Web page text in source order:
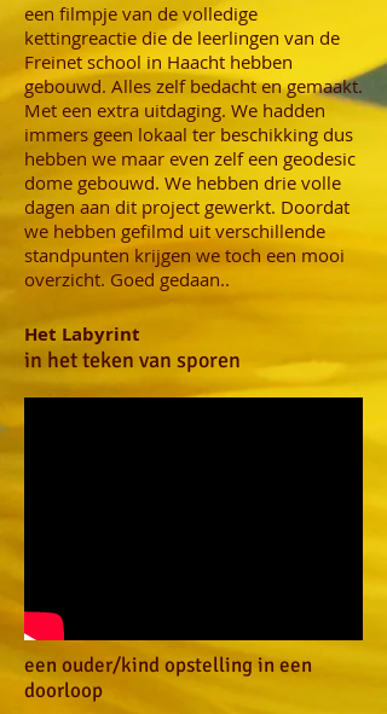
een filmpje van de volledige
kettingreactie die de leerlingen van de
Freinet school in Haacht hebben
gebouwd. Alles zelf bedacht en gemaakt.
Met een extra uitdaging. We hadden
immers geen lokaal ter beschikking dus
hebben we maar even zelf een geodesic
dome gebouwd. We hebben drie volle
dagen aan dit project gewerkt. Doordat
we hebben gefilmd uit verschillende
standpunten krijgen we toch een mooi
overzicht. Goed gedaan..
Het Labyrint
in het teken van sporen
een ouder/kind opstelling in een
doorloop